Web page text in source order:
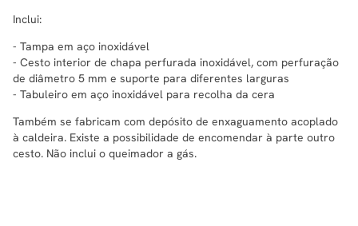
Inclui:
- Tampa em aço inoxidável
- Cesto interior de chapa perfurada inoxidável, com perfuração
de diâmetro 5 mm e suporte para diferentes larguras
- Tabuleiro em aço inoxidável para recolha da cera
Também se fabricam com depósito de enxaguamento acoplado
à caldeira. Existe a possibilidade de encomendar à parte outro
cesto. Não inclui o queimador a gás.